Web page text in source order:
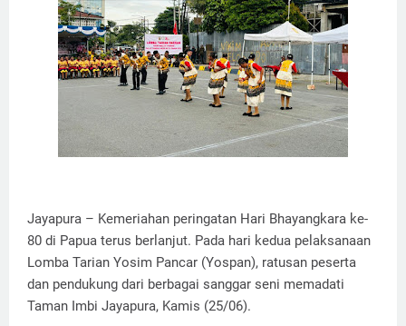
Jayapura – Kemeriahan peringatan Hari Bhayangkara ke-
80 di Papua terus berlanjut. Pada hari kedua pelaksanaan
Lomba Tarian Yosim Pancar (Yospan), ratusan peserta
dan pendukung dari berbagai sanggar seni memadati
Taman Imbi Jayapura, Kamis (25/06).